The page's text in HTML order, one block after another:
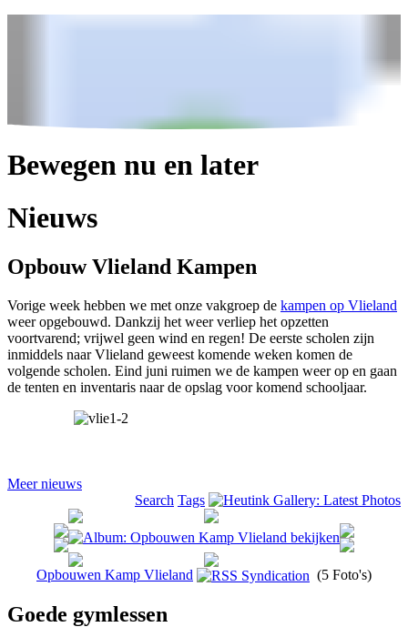
Bewegen nu en later
Nieuws
Opbouw Vlieland Kampen
Vorige week hebben we met onze vakgroep de kampen op Vlieland
weer opgebouwd. Dankzij het weer verliep het opzetten
voortvarend; vrijwel geen wind en regen! De eerste scholen zijn
inmiddels naar Vlieland geweest komende weken komen de
volgende scholen. Eind juni ruimen we de kampen weer op en gaan
de tenten en inventaris naar de opslag voor komend schooljaar.
Meer nieuws
Search Tags
Opbouwen Kamp Vlieland (5 Foto's)
Goede gymlessen